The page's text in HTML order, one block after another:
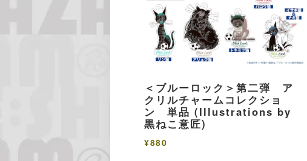
＜ブルーロック＞第二弾 ア
クリルチャームコレクショ
ン 単品 (Illustrations by
黒ねこ意匠)
¥880